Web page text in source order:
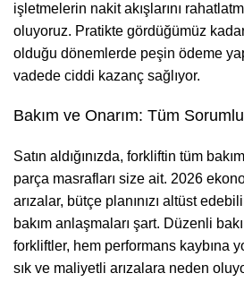
işletmelerin nakit akışlarını
oluyoruz. Pratikte gördüğümüz
olduğu dönemlerde peşin ödeme
vadede ciddi kazanç sağlıyor.
Bakım ve Onarım: Tüm
Satın aldığınızda, forkliftin tüm
parça masrafları size ait. 2026
arızalar, bütçe planınızı altüst
bakım anlaşmaları şart. Düzenli
forkliftler, hem performans kaybına
sık ve maliyetli arızalara neden